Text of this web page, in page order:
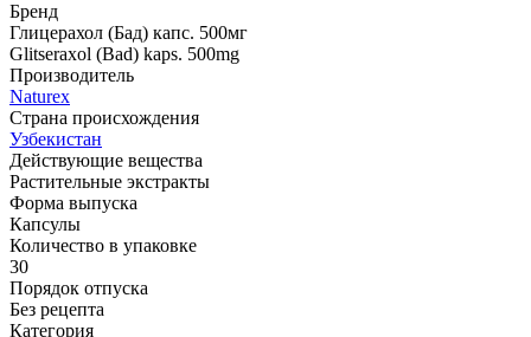
Бренд
Глицерахол (Бад) капс. 500мг
Glitseraxol (Bad) kaps. 500mg
Производитель
Naturex
Страна происхождения
Узбекистан
Действующие вещества
Растительные экстракты
Форма выпуска
Капсулы
Количество в упаковке
30
Порядок отпуска
Без рецепта
Категория